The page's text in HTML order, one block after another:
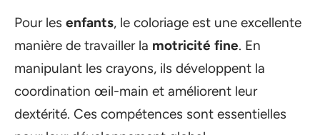
Pour les enfants, le coloriage est une excellente
manière de travailler la motricité fine. En
manipulant les crayons, ils développent la
coordination œil-main et améliorent leur
dextérité. Ces compétences sont essentielles